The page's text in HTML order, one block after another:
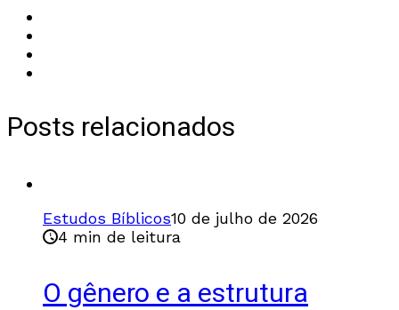
Posts relacionados
Estudos Bíblicos10 de julho de 2026
4 min de leitura
O gênero e a estrutura